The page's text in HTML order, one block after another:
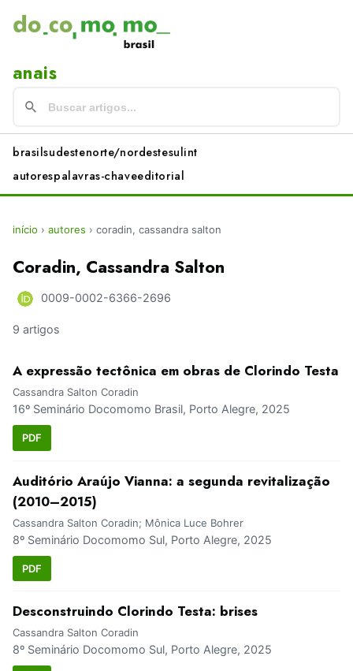
anais
brasilsudestenorte/nordestesulint
autorespalavras-chaveeditorial
início › autores › coradin, cassandra salton
Coradin, Cassandra Salton
0009-0002-6366-2696
9 artigos
A expressão tectônica em obras de Clorindo Testa
Cassandra Salton Coradin
16º Seminário Docomomo Brasil, Porto Alegre, 2025
PDF
Auditório Araújo Vianna: a segunda revitalização
(2010–2015)
Cassandra Salton Coradin; Mônica Luce Bohrer
8º Seminário Docomomo Sul, Porto Alegre, 2025
PDF
Desconstruindo Clorindo Testa: brises
Cassandra Salton Coradin
8º Seminário Docomomo Sul, Porto Alegre, 2025